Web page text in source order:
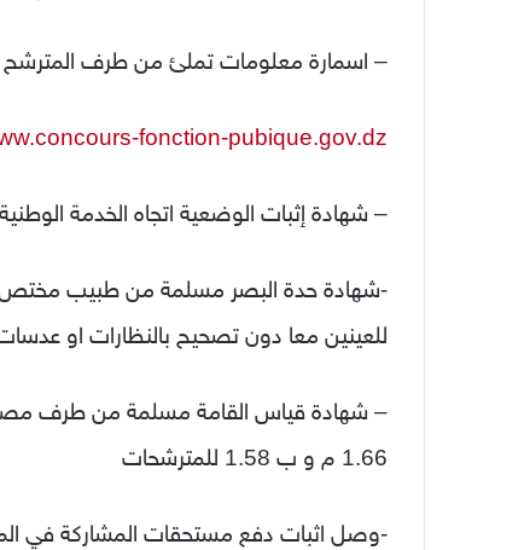
– اسمارة معلومات تملئ من طرف المترشح
fonction-pubique.gov.dz
– شهادة إثبات الوضعية اتجاه الخدمة
للعينين معا دون تصحيح بالنظارات او عدسات
– شهادة قياس القامة مسلمة من طرف مصالح
1.66 م و ب 1.58 للمترشحات